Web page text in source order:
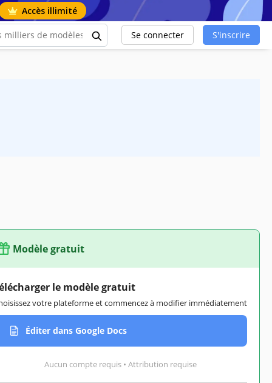
Accès illimité
Se connecter S'inscrire
Modèle gratuit
le modèle gratuit
votre plateforme et commencez à modifier immédiatement
Éditer dans Google Docs
Aucun compte requis • Attribution requise